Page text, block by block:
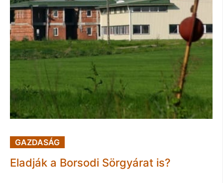
GAZDASÁG
Eladják a Borsodi Sörgyárat is?